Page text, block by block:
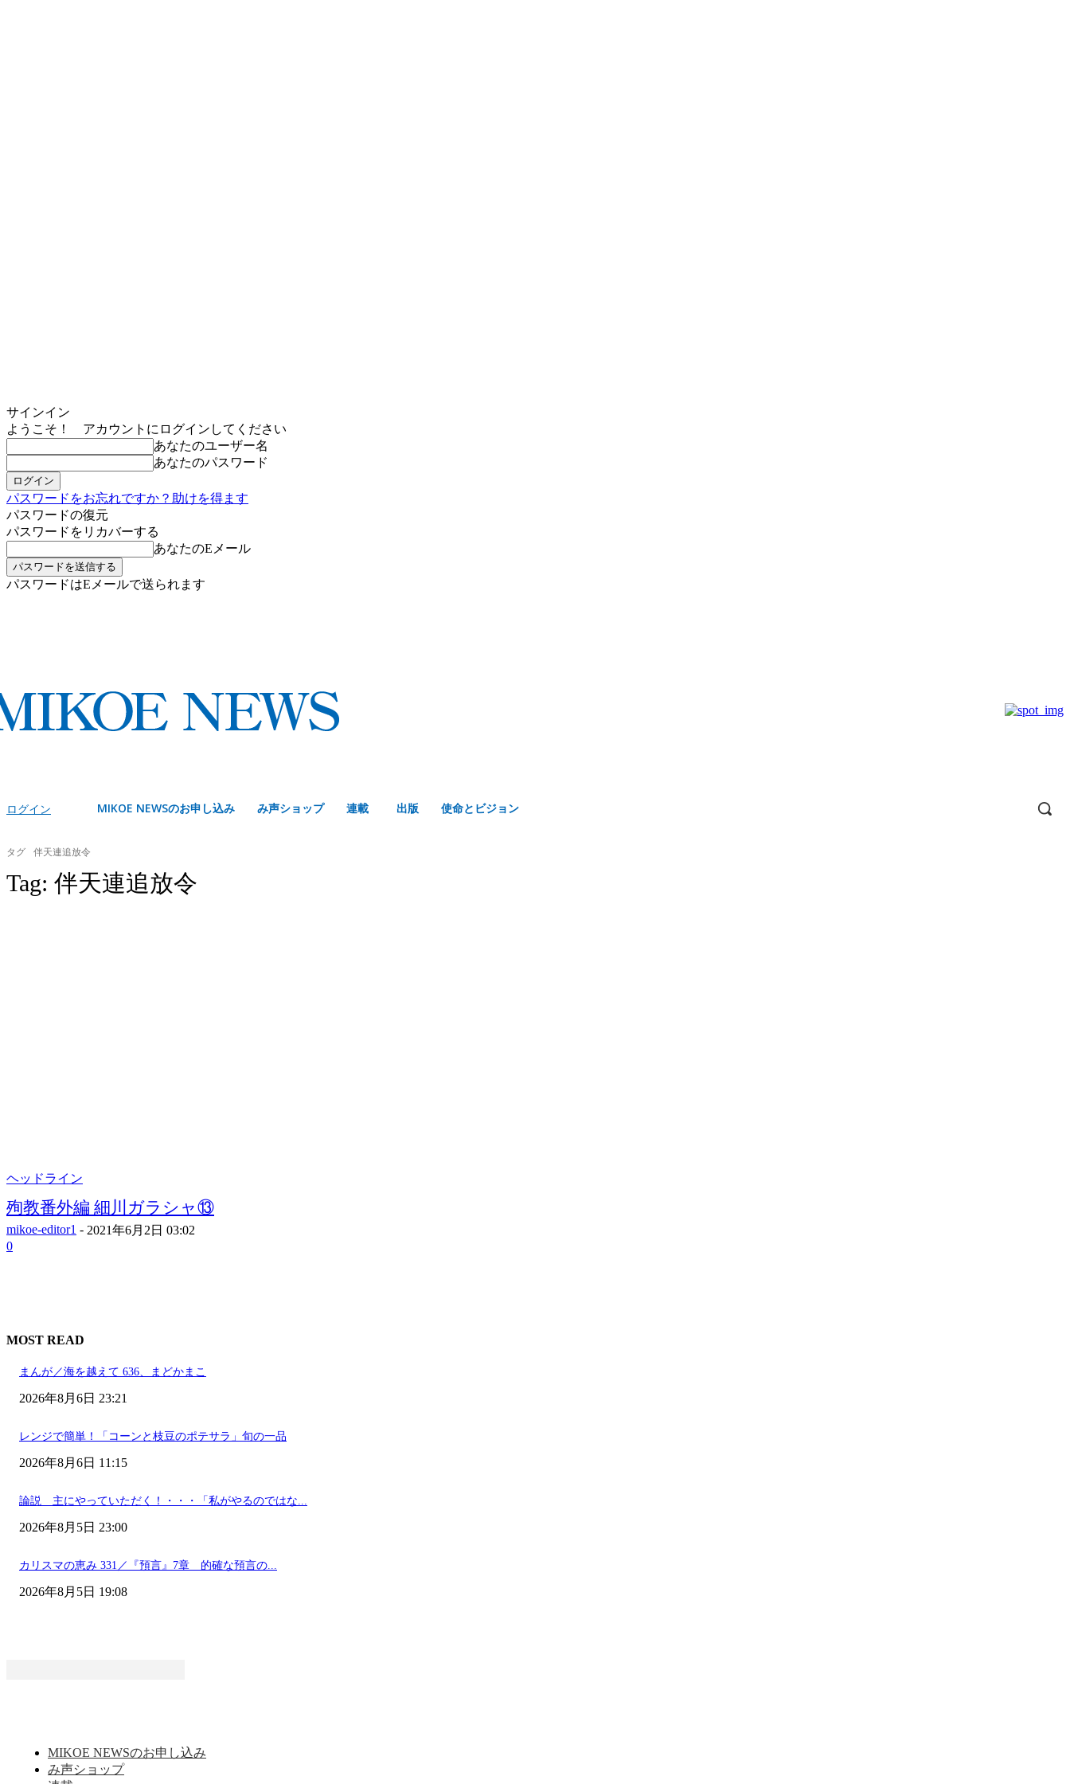
サインイン
ようこそ！ アカウントにログインしてください
あなたのユーザー名
あなたのパスワード
パスワードをお忘れですか？助けを得ます
パスワードの復元
パスワードをリカバーする
あなたのEメール
パスワードはEメールで送られます
ログイン MIKOE NEWSのお申し込み み声ショップ 連載 出版 使命とビジョン
タグ 伴天連追放令
Tag: 伴天連追放令
ヘッドライン
殉教番外編 細川ガラシャ⑬
mikoe-editor1 - 2021年6月2日 03:02
0
MOST READ
まんが／海を越えて 636、まどかまこ
2026年8月6日 23:21
レンジで簡単！「コーンと枝豆のポテサラ」旬の一品
2026年8月6日 11:15
論説 主にやっていただく！・・・「私がやるのではな...
2026年8月5日 23:00
カリスマの恵み 331／『預言』7章 的確な預言の...
2026年8月5日 19:08
MIKOE NEWSのお申し込み
み声ショップ